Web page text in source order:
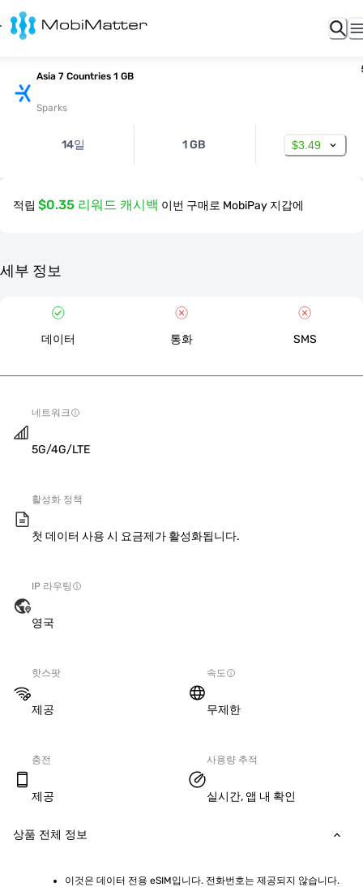
Asia 7 Countries 1 GB
Sparks
14일 1 GB $3.49
적립 $0.35 리워드 캐시백 이번 구매로 MobiPay 지갑에
세부 정보
데이터 통화 SMS
네트워크
5G/4G/LTE
활성화 정책
첫 데이터 사용 시 요금제가 활성화됩니다.
IP 라우팅
영국
핫스팟
제공
속도
무제한
충전
제공
사용량 추적
실시간, 앱 내 확인
상품 전체 정보
이것은 데이터 전용 eSIM입니다. 전화번호는 제공되지 않습니다.